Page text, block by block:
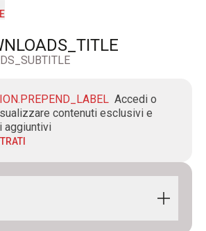
Accedi o
contenuti esclusivi e
aggiuntivi